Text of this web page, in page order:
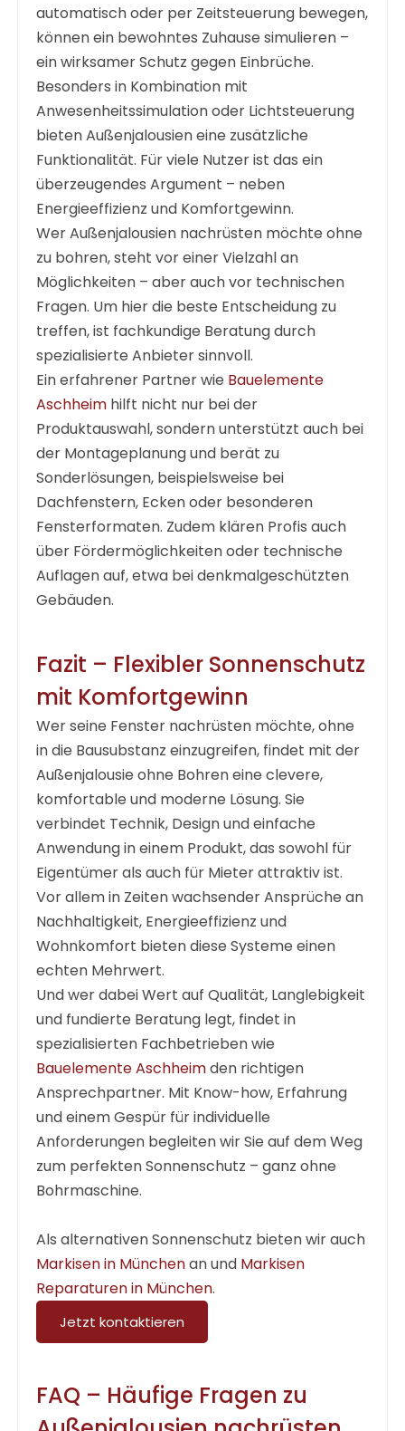
automatisch oder per Zeitsteuerung bewegen,
können ein bewohntes Zuhause simulieren –
ein wirksamer Schutz gegen Einbrüche.
Besonders in Kombination mit
Anwesenheitssimulation oder Lichtsteuerung
bieten Außenjalousien eine zusätzliche
Funktionalität. Für viele Nutzer ist das ein
überzeugendes Argument – neben
Energieeffizienz und Komfortgewinn.
WerAußenjalousien nachrüsten möchte ohne
zu bohren, steht vor einer Vielzahl an
Möglichkeiten – aber auch vor technischen
Fragen. Um hier die beste Entscheidung zu
treffen, ist fachkundige Beratung durch
spezialisierte Anbieter sinnvoll.
Ein erfahrener Partner wie Bauelemente
Aschheim hilft nicht nur bei der
Produktauswahl, sondern unterstützt auch bei
der Montageplanung und berät zu
Sonderlösungen, beispielsweise bei
Dachfenstern, Ecken oder besonderen
Fensterformaten. Zudem klären Profis auch
über Fördermöglichkeiten oder technische
Auflagen auf, etwa bei denkmalgeschützten
Gebäuden.
Fazit – Flexibler Sonnenschutz
mit Komfortgewinn
Wer seine Fenster nachrüsten möchte, ohne
in die Bausubstanz einzugreifen, findet mit der
Außenjalousie ohne Bohreneine clevere,
komfortable und moderne Lösung. Sie
verbindet Technik, Design und einfache
Anwendung in einem Produkt, das sowohl für
Eigentümer als auch für Mieter attraktiv ist.
Vor allem in Zeiten wachsender Ansprüche an
Nachhaltigkeit, Energieeffizienz und
Wohnkomfort bieten diese Systeme einen
echten Mehrwert.
Und wer dabei Wert auf Qualität, Langlebigkeit
und fundierte Beratung legt, findet in
spezialisierten Fachbetrieben wie
Bauelemente Aschheimden richtigen
Ansprechpartner. Mit Know-how, Erfahrung
und einem Gespür für individuelle
Anforderungen begleiten wir Sie auf dem Weg
zum perfekten Sonnenschutz – ganz ohne
Bohrmaschine.
Als alternativen Sonnenschutz bieten wir auch
Markisen in Münchenan und Markisen
Reparaturen in München.
Jetzt kontaktieren
FAQ – Häufige Fragen zu